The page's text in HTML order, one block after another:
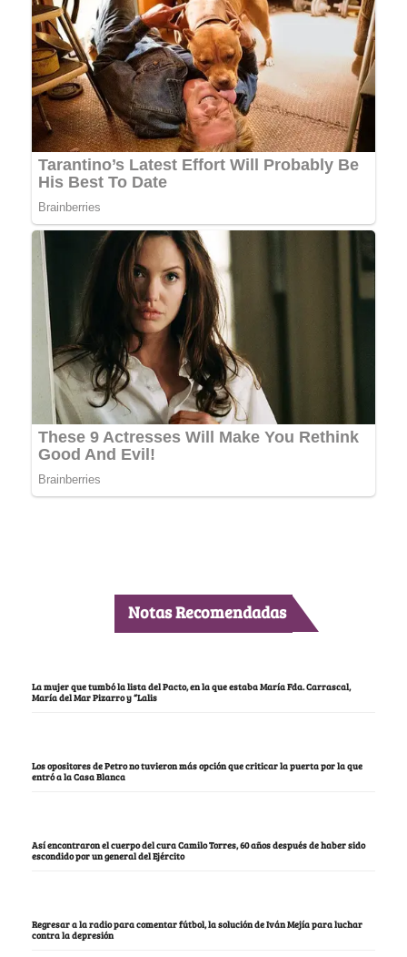
Notas Recomendadas
La mujer que tumbó la lista del Pacto, en la que estaba María Fda. Carrascal,
María del Mar Pizarro y “Lalis
Los opositores de Petro no tuvieron más opción que criticar la puerta por la que
entró a la Casa Blanca
Así encontraron el cuerpo del cura Camilo Torres, 60 años después de haber sido
escondido por un general del Ejército
Regresar a la radio para comentar fútbol, la solución de Iván Mejía para luchar
contra la depresión